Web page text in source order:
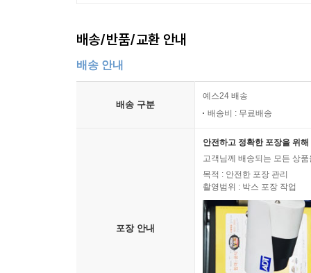
배송/반품/교환 안내
배송 안내
배송 구분
예스24 배송
배송비 : 무료배송
포장 안내
안전하고 정확한 포장을 위
고객님께 배송되는 모든 상
목적 : 안전한 포장 관리
촬영범위 : 박스 포장 작업